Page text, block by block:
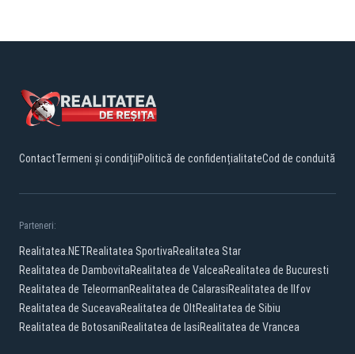
ContactTermeni și condițiiPolitică de confidențialitateCod de conduită
Parteneri:
Realitatea.NETRealitatea SportivaRealitatea Star
Realitatea de DambovitaRealitatea de ValceaRealitatea de Bucuresti
Realitatea de TeleormanRealitatea de CalarasiRealitatea de Ilfov
Realitatea de SuceavaRealitatea de OltRealitatea de Sibiu
Realitatea de BotosaniRealitatea de IasiRealitatea de Vrancea